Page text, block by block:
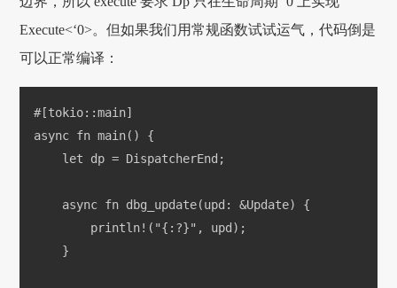
Execute<‘0>。但如果我们用常规函数试试运气，代码倒是
可以正常编译：
#[tokio::main]
async fn main() {
    let dp = DispatcherEnd;
    async fn dbg_update(upd: &Update) {
        println!("{:?}", upd);
    }